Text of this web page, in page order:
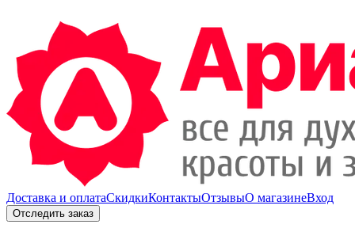
Доставка и оплатаСкидкиКонтактыОтзывыО магазинеВход
Отследить заказ